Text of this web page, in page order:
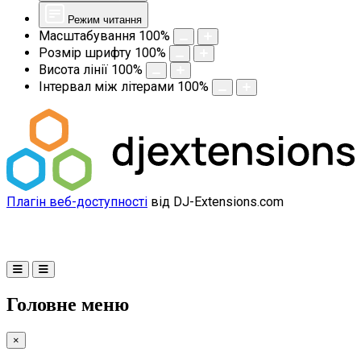
Режим читання
Масштабування 100%
Розмір шрифту 100%
Висота лінії 100%
Інтервал між літерами 100%
Плагін веб-доступності від DJ-Extensions.com
Головне меню
×